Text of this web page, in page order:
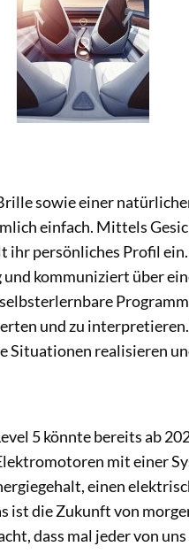
sowie einer
einfach. Mittels
ihr persönliches Profil
kommuniziert über
und zu
Situationen realisieren
5 könnte bereits ab
mit einer
einen
ist die Zukunft von
dass mal jeder von